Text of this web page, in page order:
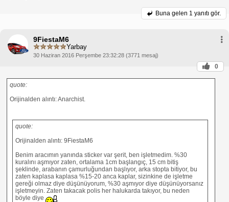
Buna gelen 1 yanıtı gör.
9FiestaM6
Yarbay
30 Haziran 2016 Perşembe 23:32:28 (3771 mesaj)
0
quote:
Orijinalden alıntı: Anarchist.
quote:
Orijinalden alıntı: 9FiestaM6
Benim aracımın yanında sticker var şerit, ben işletmedim. %30
kuralını aşmıyor zaten, ortalama 1cm başlangıç, 15 cm bitiş
şeklinde, arabanın çamurluğundan başlıyor, arka stopta bitiyor, bu
zaten kaplasa kaplasa %15-20 anca kaplar, sizinkine de işletme
gereği olmaz diye düşünüyorum, %30 aşmıyor diye düşünüyorsanız
işletmeyin. Zaten takacak polis her halukarda takıyor, bu neden
böyle diye